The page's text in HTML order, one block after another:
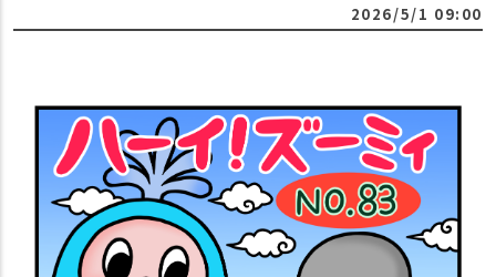
2026/5/1 09:00